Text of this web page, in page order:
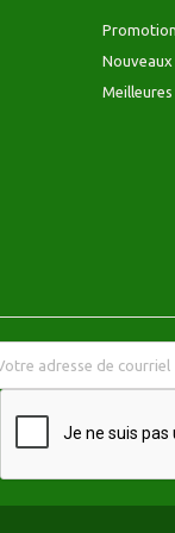
Nouveaux